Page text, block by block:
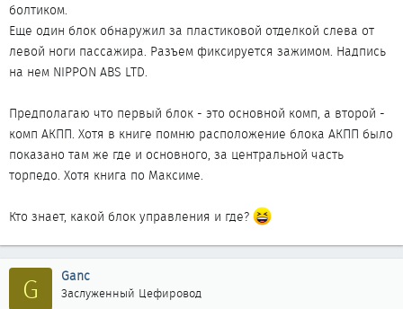
болтиком.
Еще один блок обнаружил за пластиковой отделкой слева от
левой ноги пассажира. Разъем фиксируется зажимом. Надпись
на нем NIPPON ABS LTD.
Предполагаю что первый блок - это основной комп, а второй -
комп АКПП. Хотя в книге помню расположение блока АКПП было
показано там же где и основного, за центральной часть
торпедо. Хотя книга по Максиме.
Кто знает, какой блок управления и где?
G Ganc
Заслуженный Цефировод